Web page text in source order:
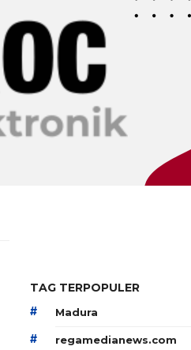
TAG TERPOPULER
# Madura
# regamedianews.com